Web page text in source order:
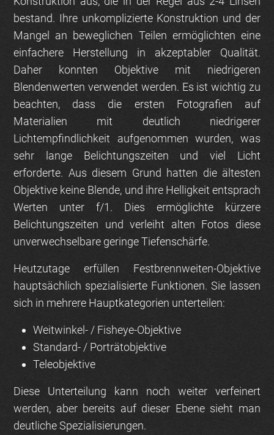
bestand. Ihre unkomplizierte Konstruktion und der
Mangel an beweglichen Teilen ermöglichten eine
einfachere Herstellung in akzeptabler Qualität.
Daher konnten Objektive mit niedrigeren
Blendenwerten verwendet werden. Es ist wichtig zu
beachten, dass die ersten Fotografien auf
Materialien mit deutlich niedrigerer
Lichtempfindlichkeit aufgenommen wurden, was
sehr lange Belichtungszeiten und viel Licht
erforderte. Aus diesem Grund hatten die ältesten
Objektive keine Blende, und ihre Helligkeit entsprach
Werten unter f/1. Dies ermöglichte kürzere
Belichtungszeiten und verleiht alten Fotos diese
unverwechselbare geringe Tiefenschärfe.
Heutzutage erfüllen Festbrennweiten-Objektive
hauptsächlich spezialisierte Funktionen. Sie lassen
sich in mehrere Hauptkategorien unterteilen:
Weitwinkel- / Fisheye-Objektive
Standard- / Porträtobjektive
Teleobjektive
Diese Unterteilung kann noch weiter verfeinert
werden, aber bereits auf dieser Ebene sieht man
deutliche Spezialisierungen.